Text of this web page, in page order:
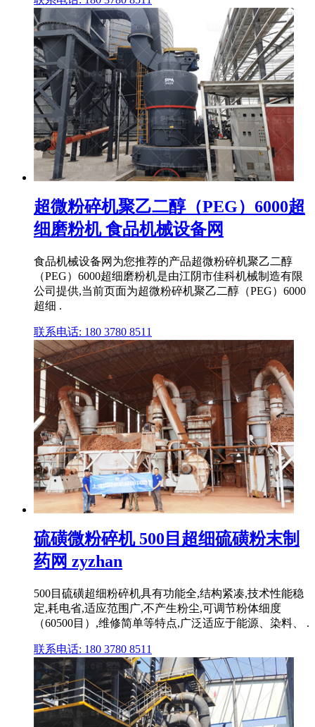
超微粉碎机聚乙二醇（PEG）6000超
细磨粉机 食品机械设备网
食品机械设备网为您推荐的产品超微粉碎机聚乙二醇
（PEG）6000超细磨粉机是由江阴市佳科机械制造有限
公司提供,当前页面为超微粉碎机聚乙二醇（PEG）6000
超细 .
联系电话: 180 3780 8511
硫磺微粉碎机 500目超细硫磺粉末制
药网 zyzhan
500目硫磺超细粉碎机具有功能全,结构紧凑,技术性能稳
定,耗电省,适应范围广,不产生粉尘,可调节粉体细度
（60500目）,维修简单等特点,广泛适应于能源、染料、 .
联系电话: 180 3780 8511